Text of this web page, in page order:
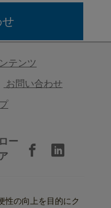
テンツ
お問い合わせ
ー
性の向上を目的にク